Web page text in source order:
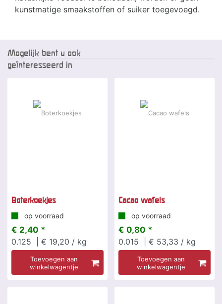
kunstmatige smaakstoffen of suiker toegevoegd.
Mogelijk bent u ook
geïnteresseerd in
Boterkoekjes
op voorraad
€ 2,40 *
0.125
| € 19,20 / kg
Toevoegen aan
winkelwagentje
Cacao wafels
op voorraad
€ 0,80 *
0.015
| € 53,33 / kg
Toevoegen aan
winkelwagentje